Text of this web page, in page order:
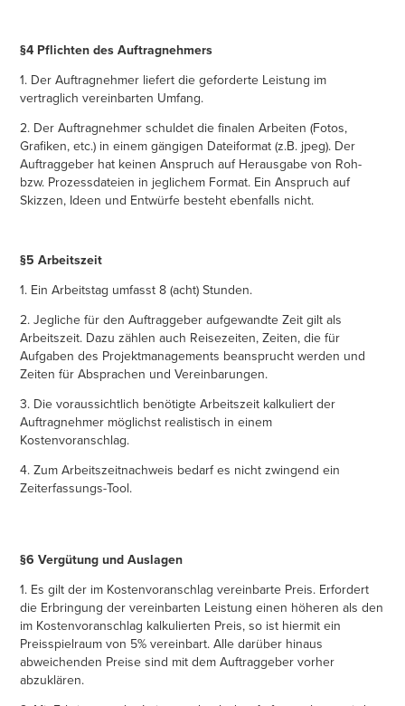
§4 Pflichten des Auftragnehmers
1. Der Auftragnehmer liefert die geforderte Leistung im
vertraglich vereinbarten Umfang.
2. Der Auftragnehmer schuldet die finalen Arbeiten (Fotos,
Grafiken, etc.) in einem gängigen Dateiformat (z.B. jpeg). Der
Auftraggeber hat keinen Anspruch auf Herausgabe von Roh-
bzw. Prozessdateien in jeglichem Format. Ein Anspruch auf
Skizzen, Ideen und Entwürfe besteht ebenfalls nicht.
§5 Arbeitszeit
1. Ein Arbeitstag umfasst 8 (acht) Stunden.
2. Jegliche für den Auftraggeber aufgewandte Zeit gilt als
Arbeitszeit. Dazu zählen auch Reisezeiten, Zeiten, die für
Aufgaben des Projektmanagements beansprucht werden und
Zeiten für Absprachen und Vereinbarungen.
3. Die voraussichtlich benötigte Arbeitszeit kalkuliert der
Auftragnehmer möglichst realistisch in einem
Kostenvoranschlag.
4. Zum Arbeitszeitnachweis bedarf es nicht zwingend ein
Zeiterfassungs-Tool.
§6 Vergütung und Auslagen
1. Es gilt der im Kostenvoranschlag vereinbarte Preis. Erfordert
die Erbringung der vereinbarten Leistung einen höheren als den
im Kostenvoranschlag kalkulierten Preis, so ist hiermit ein
Preisspielraum von 5% vereinbart. Alle darüber hinaus
abweichenden Preise sind mit dem Auftraggeber vorher
abzuklären.